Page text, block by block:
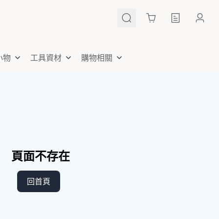
Cart
物 工具資材 購物相關
頁面不存在
回首頁